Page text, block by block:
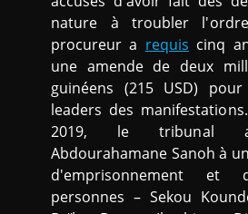
nature à troubler
procureur a requis cinq
une amende de deux
guinéens (215 USD)
leaders des
2019, le
Abdourahamane Sanoh à
d'emprisonnement et
personnes – Sekou